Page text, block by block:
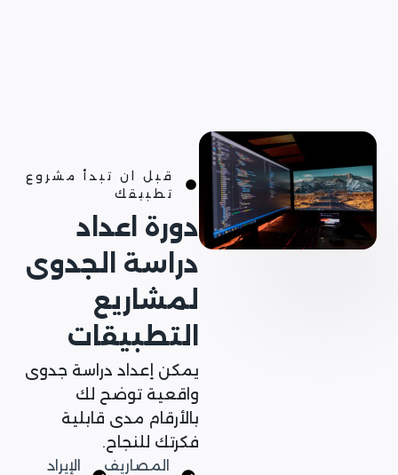
قبل ان تبدأ مشروع
تطبيقك
دورة اعداد
دراسة الجدوى
لمشاريع
التطبيقات
يمكن إعداد دراسة جدوى
واقعية توضح لك
بالأرقام مدى قابلية
فكرتك للنجاح.
المصاريف
الإيراد